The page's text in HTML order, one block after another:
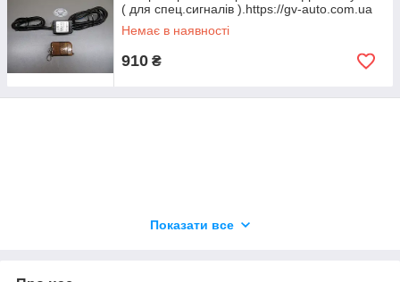
( для спец.сигналів ).https://gv-auto.com.ua
Немає в наявності
910 ₴
Показати все